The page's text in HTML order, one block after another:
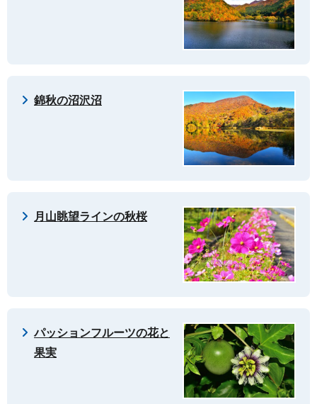
錦秋の沼沢沼
月山眺望ラインの秋桜
パッションフルーツの花と
果実